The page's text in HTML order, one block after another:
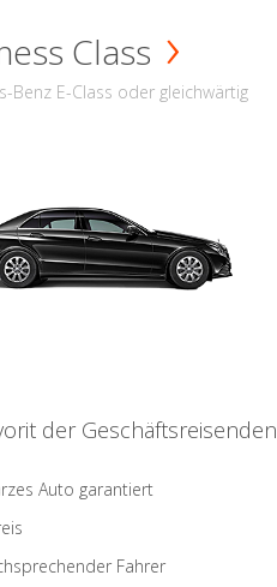
Class
Benz E-Class oder gleichwärtig
der Geschäftsreisenden
Auto garantiert
Fahrer